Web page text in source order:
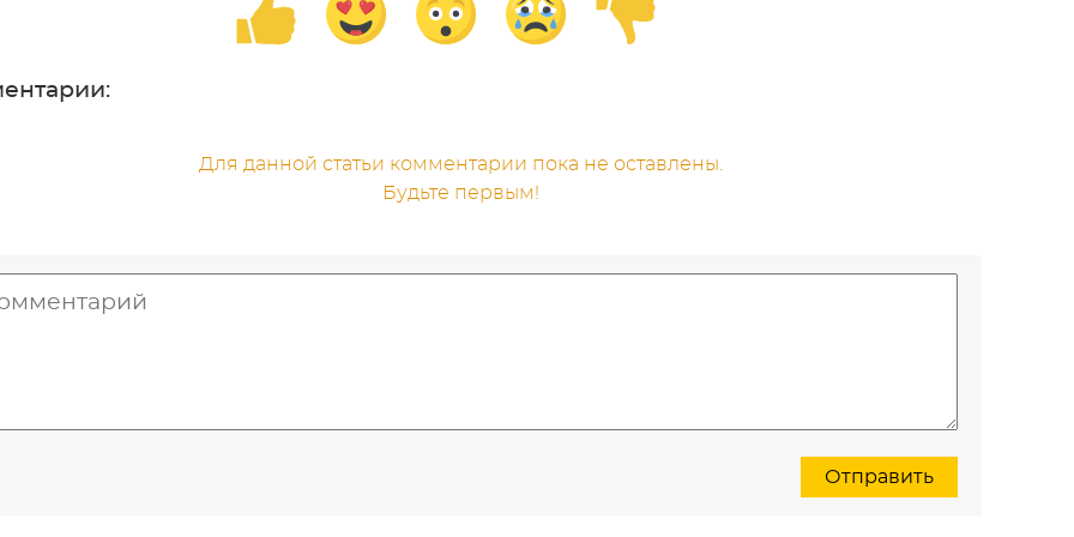
Для данной статьи комментарии пока не оставлены.
Будьте первым!
Отправить